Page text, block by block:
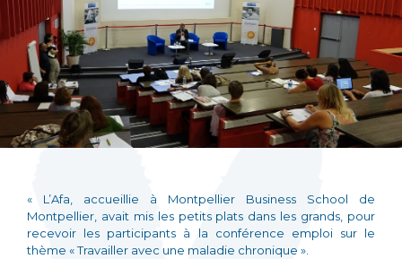
« L’Afa, accueillie à Montpellier Business School de
Montpellier, avait mis les petits plats dans les grands, pour
recevoir les participants à la conférence emploi sur le
thème « Travailler avec une maladie chronique ».